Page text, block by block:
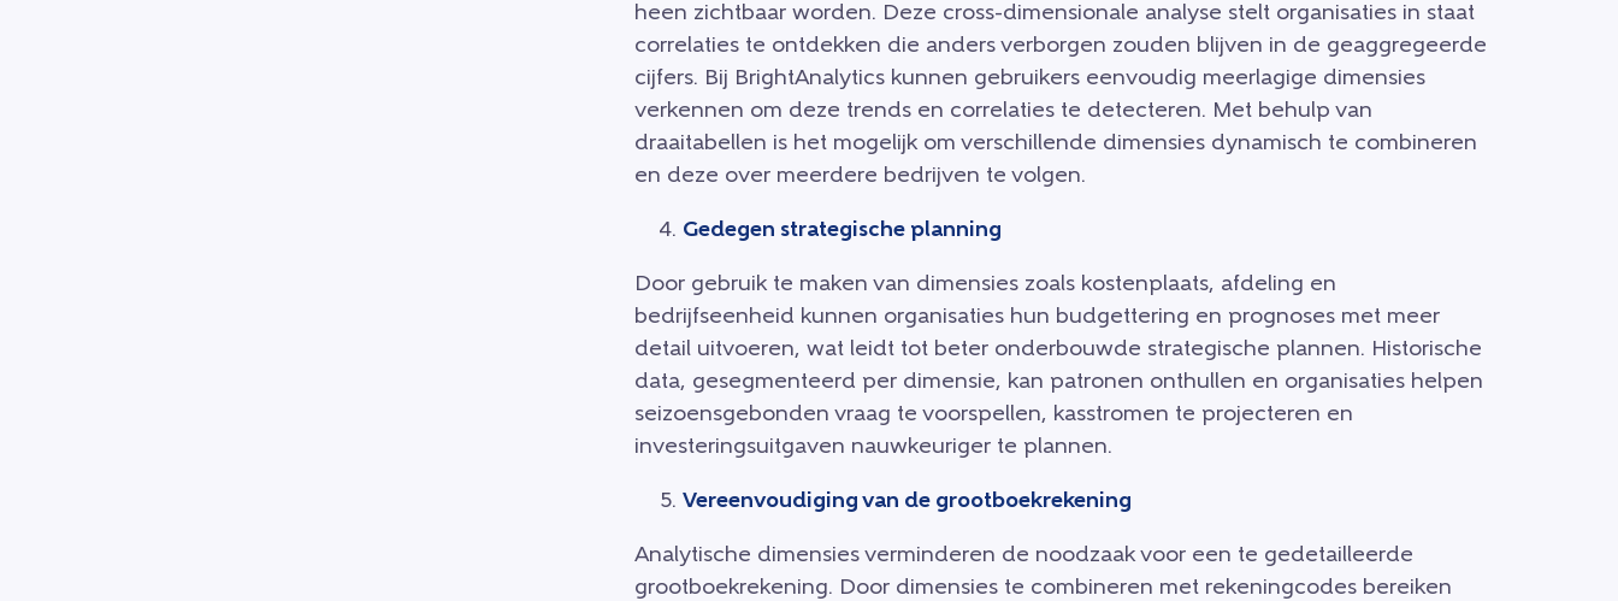
heen zichtbaar worden. Deze cross-dimensionale analyse stelt organisaties in staat
correlaties te ontdekken die anders verborgen zouden blijven in de geaggregeerde
cijfers. Bij BrightAnalytics kunnen gebruikers eenvoudig meerlagige dimensies
verkennen om deze trends en correlaties te detecteren. Met behulp van
draaitabellen is het mogelijk om verschillende dimensies dynamisch te combineren
en deze over meerdere bedrijven te volgen.
Gedegen strategische planning
Door gebruik te maken van dimensies zoals kostenplaats, afdeling en
bedrijfseenheid kunnen organisaties hun budgettering en prognoses met meer
detail uitvoeren, wat leidt tot beter onderbouwde strategische plannen. Historische
data, gesegmenteerd per dimensie, kan patronen onthullen en organisaties helpen
seizoensgebonden vraag te voorspellen, kasstromen te projecteren en
investeringsuitgaven nauwkeuriger te plannen.
Vereenvoudiging van de grootboekrekening
Analytische dimensies verminderen de noodzaak voor een te gedetailleerde
grootboekrekening. Door dimensies te combineren met rekeningcodes bereiken